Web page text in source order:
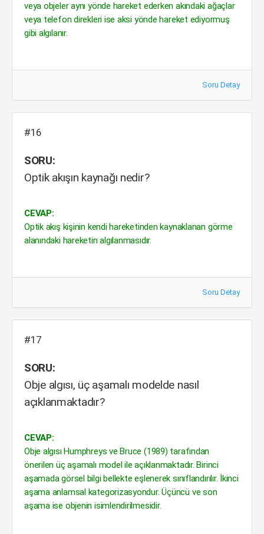
veya objeler aynı yönde hareket ederken akındaki ağaçlar
veya telefon direkleri ise aksi yönde hareket ediyormuş
gibi algılanır.
Soru Detay
#16
SORU:
Optik akışın kaynağı nedir?
CEVAP:
Optik akış kişinin kendi hareketinden kaynaklanan görme
alanındaki hareketin algılanmasıdır.
Soru Detay
#17
SORU:
Obje algısı, üç aşamalı modelde nasıl
açıklanmaktadır?
CEVAP:
Obje algısı Humphreys ve Bruce (1989) tarafından
önerilen üç aşamalı model ile açıklanmaktadır. Birinci
aşamada görsel bilgi bellekte eşlenerek sınıflandırılır. İkinci
aşama anlamsal kategorizasyondur. Üçüncü ve son
aşama ise objenin isimlendirilmesidir.